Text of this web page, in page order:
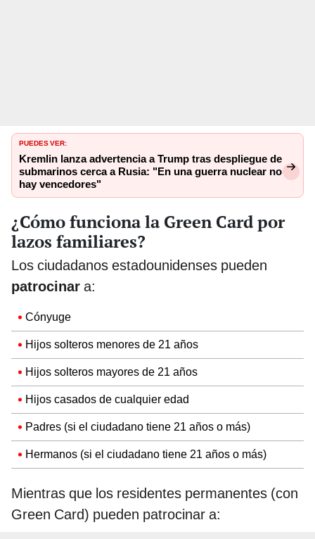
PUEDES VER:
Kremlin lanza advertencia a Trump tras despliegue de
submarinos cerca a Rusia: "En una guerra nuclear no
hay vencedores"
¿Cómo funciona la Green Card por
lazos familiares?
Los ciudadanos estadounidenses pueden
patrocinar a:
Cónyuge
Hijos solteros menores de 21 años
Hijos solteros mayores de 21 años
Hijos casados de cualquier edad
Padres (si el ciudadano tiene 21 años o más)
Hermanos (si el ciudadano tiene 21 años o más)
Mientras que los residentes permanentes (con
Green Card) pueden patrocinar a: